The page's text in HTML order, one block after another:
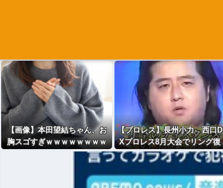
【画像】本田望結ちゃん、お
胸スゴすぎｗｗｗｗｗｗｗｗ
【プロレス】長州小力 西口D
Xプロレス8月大会でリング復
帰 対戦相手はクロちゃん
道交法違反の疑いも不起訴に